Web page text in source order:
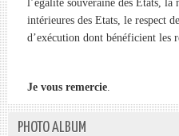
l’égalité souveraine des Etats, la
intérieures des Etats, le respect
d’exécution dont bénéficient les
Je vous remercie.
PHOTO ALBUM